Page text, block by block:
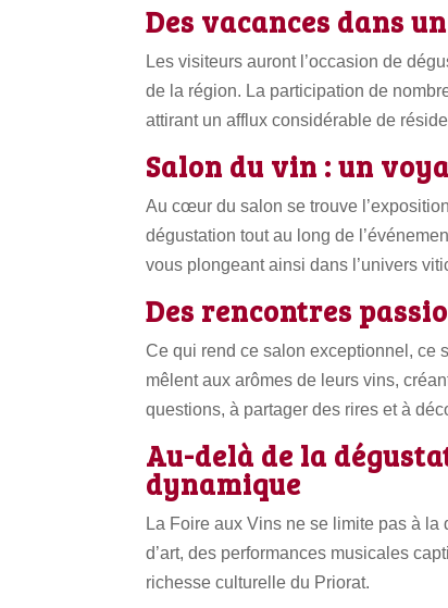
Des vacances dans
Les visiteurs auront l’occasion de
de la région. La participation de
attirant un afflux considérable de
Salon du vin : un
Au cœur du salon se trouve
dégustation tout au long de
vous plongeant ainsi dans l’univers
Des rencontres
Ce qui rend ce salon exceptionnel, ce
mêlent aux arômes de leurs vins,
questions, à partager des rires et à
Au-delà de la
dynamique
La Foire aux Vins ne se limite pas à
d’art, des performances musicales
richesse culturelle du Priorat.